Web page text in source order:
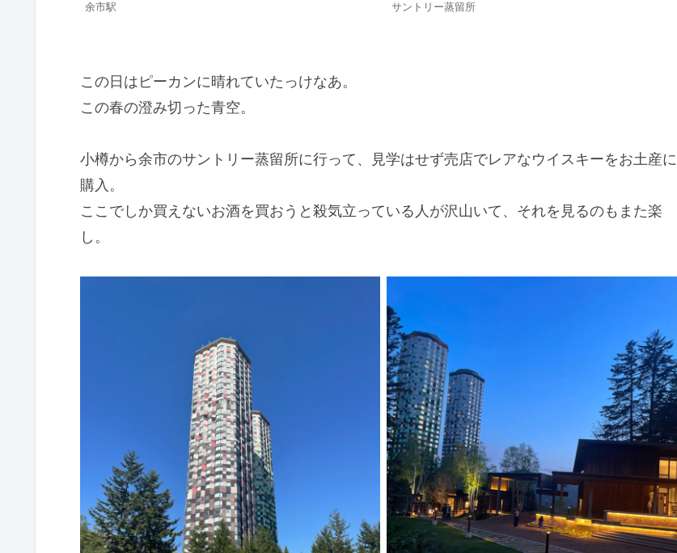
余市駅 サントリー蒸留所
この日はピーカンに晴れていたっけなあ。
この春の澄み切った青空。
小樽から余市のサントリー蒸留所に行って、見学はせず売店でレアなウイスキーをお土産に
購入。
ここでしか買えないお酒を買おうと殺気立っている人が沢山いて、それを見るのもまた楽
し。